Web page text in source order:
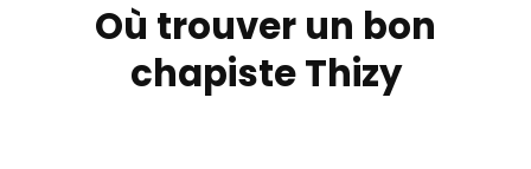
Où trouver un bon
chapiste Thizy